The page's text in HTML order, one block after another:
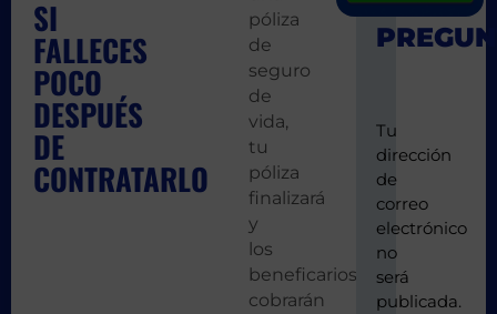
SI
FALLECES
POCO
DESPUÉS
DE
CONTRATARLO
póliza
de
seguro
de
vida,
tu
póliza
finalizará
y
los
beneficarios
cobrarán
Tu
dirección
de
correo
electrónico
no
será
publicada.